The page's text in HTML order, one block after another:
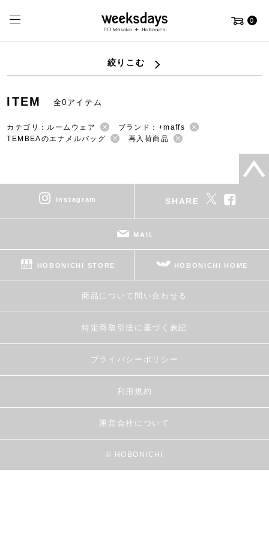
0
絞りこむ
ITEM 全0アイテム
カテゴリ：ルームウェア
ブランド：+maffs
TEMBEAのエナメルバッグ
再入荷商品
instagram SHARE
MAIL
HOBONICHI STORE HOBONICHI HOME
商品について問い合わせる
特定商取引法に基づく表記
プライバシーポリシー
利用規約
運営会社について
© HOBONICHI